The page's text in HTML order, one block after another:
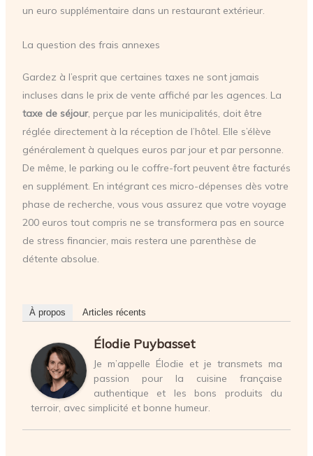
un euro supplémentaire dans un restaurant extérieur.
La question des frais annexes
Gardez à l’esprit que certaines taxes ne sont jamais
incluses dans le prix de vente affiché par les agences. La
taxe de séjour, perçue par les municipalités, doit être
réglée directement à la réception de l’hôtel. Elle s’élève
généralement à quelques euros par jour et par personne.
De même, le parking ou le coffre-fort peuvent être facturés
en supplément. En intégrant ces micro-dépenses dès votre
phase de recherche, vous vous assurez que votre voyage
200 euros tout compris ne se transformera pas en source
de stress financier, mais restera une parenthèse de
détente absolue.
À propos Articles récents
Élodie Puybasset
Je m’appelle Élodie et je transmets ma
passion pour la cuisine française
authentique et les bons produits du
terroir, avec simplicité et bonne humeur.